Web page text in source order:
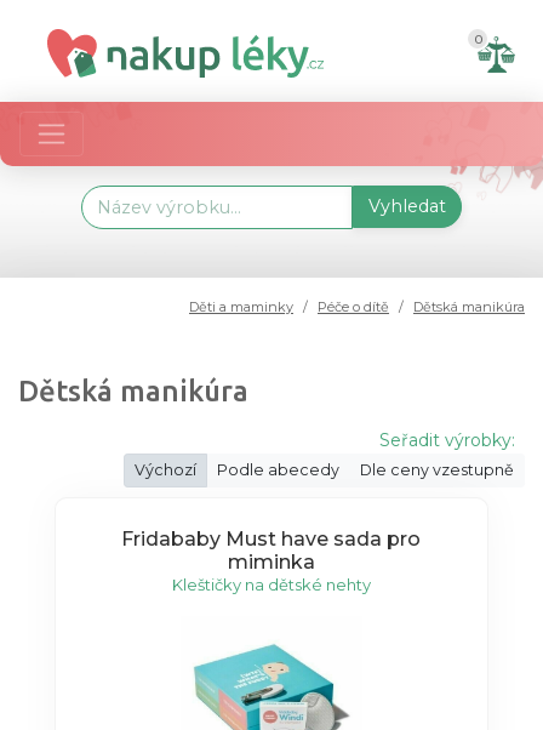
0
Vyhledat
Děti a maminky Péče o dítě Dětská manikúra
Dětská manikúra
Seřadit výrobky:
Výchozí Podle abecedy Dle ceny vzestupně
Fridababy Must have sada pro
miminka
Kleštičky na dětské nehty